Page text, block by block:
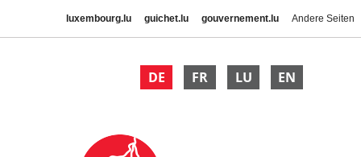
luxembourg.lu guichet.lu gouvernement.lu Andere Seiten
DE FR LU EN